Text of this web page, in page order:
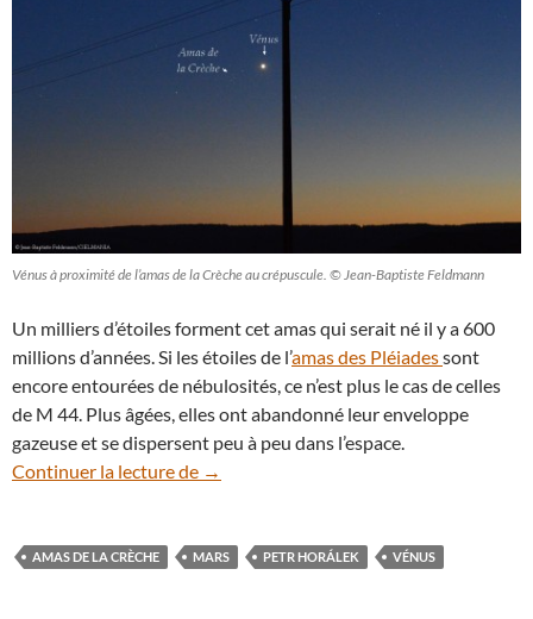
Vénus à proximité de l’amas de la Crèche au crépuscule. © Jean-Baptiste Feldmann
Un milliers d’étoiles forment cet amas qui serait né il y a 600
millions d’années. Si les étoiles de l’amas des Pléiadessont
encore entourées de nébulosités, ce n’est plus le cas de celles
de M 44. Plus âgées, elles ont abandonné leur enveloppe
gazeuse et se dispersent peu à peu dans l’espace.
Continuer la lecture de Insolite : Mars et Vénus du côté de
→
AMAS DE LA CRÈCHE MARS PETR HORÁLEK VÉNUS